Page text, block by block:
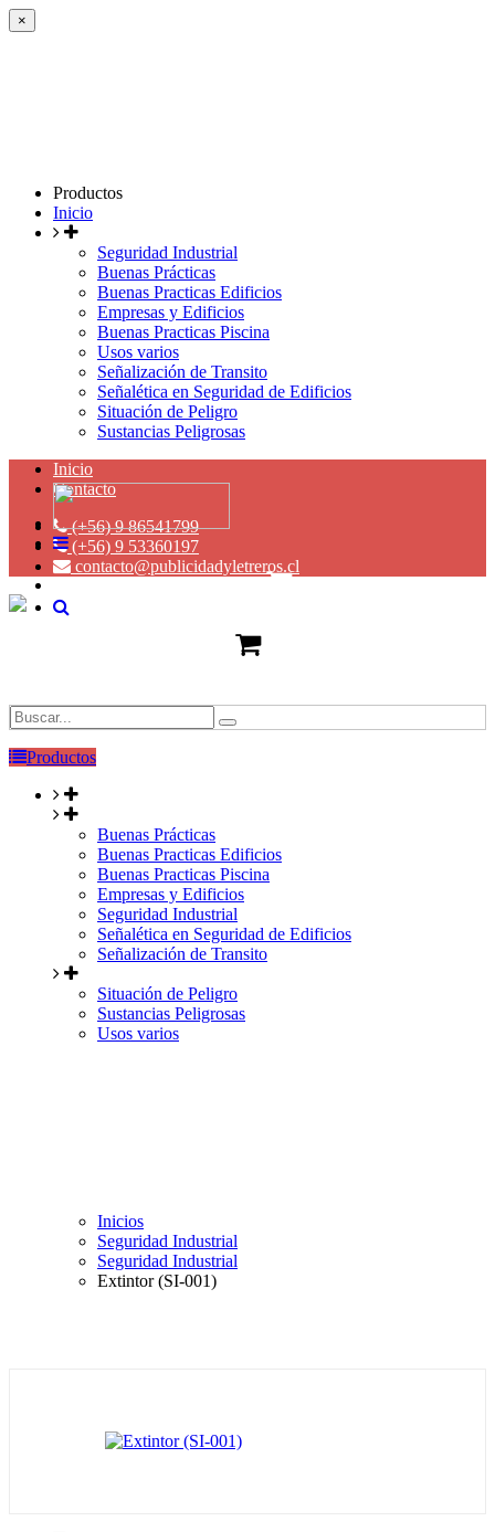
×
Productos
Inicio
Seguridad Industrial
Buenas Prácticas
Buenas Practicas Edificios
Empresas y Edificios
Buenas Practicas Piscina
Usos varios
Señalización de Transito
Señalética en Seguridad de Edificios
Situación de Peligro
Sustancias Peligrosas
Inicio
Contacto
(+56) 9 86541799
(+56) 9 53360197
contacto@publicidadyletreros.cl
Productos
Buenas Prácticas
Buenas Practicas Edificios
Buenas Practicas Piscina
Empresas y Edificios
Seguridad Industrial
Señalética en Seguridad de Edificios
Señalización de Transito
Situación de Peligro
Sustancias Peligrosas
Usos varios
Inicios
Seguridad Industrial
Seguridad Industrial
Extintor (SI-001)